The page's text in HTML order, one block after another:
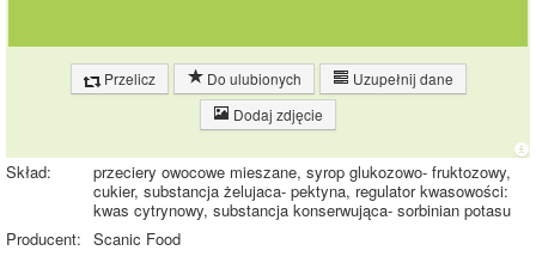
Przelicz Do ulubionych
Uzupełnij dane
Dodaj zdjęcie
Skład:
przeciery owocowe mieszane, syrop glukozowo- fruktozowy,
cukier, substancja żelujaca- pektyna, regulator kwasowości:
kwas cytrynowy, substancja konserwująca- sorbinian potasu
Producent: Scanic Food